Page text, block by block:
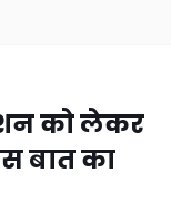
को लेकर
बात का